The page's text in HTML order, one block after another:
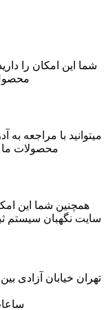
شما این امکان را
میتوانید با مراجعه
محصولات ما
همچنین شما این
سایت نگهبان سیستم
تهران خیابان آزادی